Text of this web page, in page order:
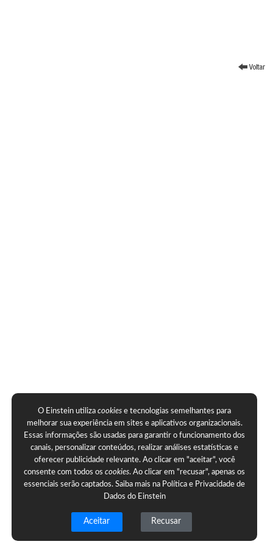
O Einstein utilizacookies e tecnologias semelhantes para
melhorar sua experiência em sites e aplicativos organizacionais.
Essas informações são usadas para garantir o funcionamento dos
canais, personalizar conteúdos, realizar análises estatísticas e
oferecer publicidade relevante. Ao clicar em "aceitar", você
consente com todos oscookies. Ao clicar em "recusar", apenas os
essenciais serão captados. Saiba mais na Política e Privacidade de
Dados do Einstein
Aceitar Recusar